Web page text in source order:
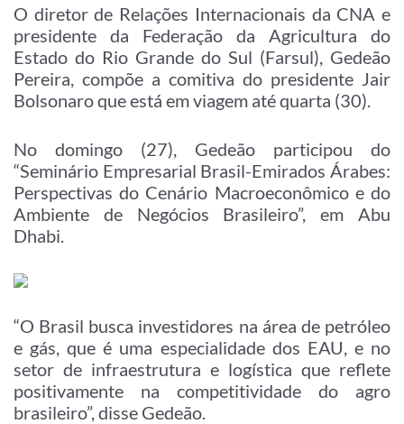
O diretor de Relações Internacionais da CNA e
presidente da Federação da Agricultura do
Estado do Rio Grande do Sul (Farsul), Gedeão
Pereira, compõe a comitiva do presidente Jair
Bolsonaro que está em viagem até quarta (30).
No domingo (27), Gedeão participou do
“Seminário Empresarial Brasil-Emirados Árabes:
Perspectivas do Cenário Macroeconômico e do
Ambiente de Negócios Brasileiro”, em Abu
Dhabi.
“O Brasil busca investidores na área de petróleo
e gás, que é uma especialidade dos EAU, e no
setor de infraestrutura e logística que reflete
positivamente na competitividade do agro
brasileiro”, disse Gedeão.